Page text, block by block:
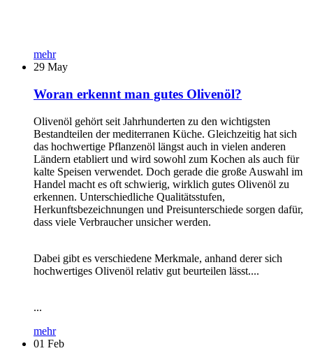
mehr
29 May
Woran erkennt man gutes Olivenöl?
Olivenöl gehört seit Jahrhunderten zu den wichtigsten
Bestandteilen der mediterranen Küche. Gleichzeitig hat sich
das hochwertige Pflanzenöl längst auch in vielen anderen
Ländern etabliert und wird sowohl zum Kochen als auch für
kalte Speisen verwendet. Doch gerade die große Auswahl im
Handel macht es oft schwierig, wirklich gutes Olivenöl zu
erkennen. Unterschiedliche Qualitätsstufen,
Herkunftsbezeichnungen und Preisunterschiede sorgen dafür,
dass viele Verbraucher unsicher werden.
Dabei gibt es verschiedene Merkmale, anhand derer sich
hochwertiges Olivenöl relativ gut beurteilen lässt....
...
mehr
01 Feb